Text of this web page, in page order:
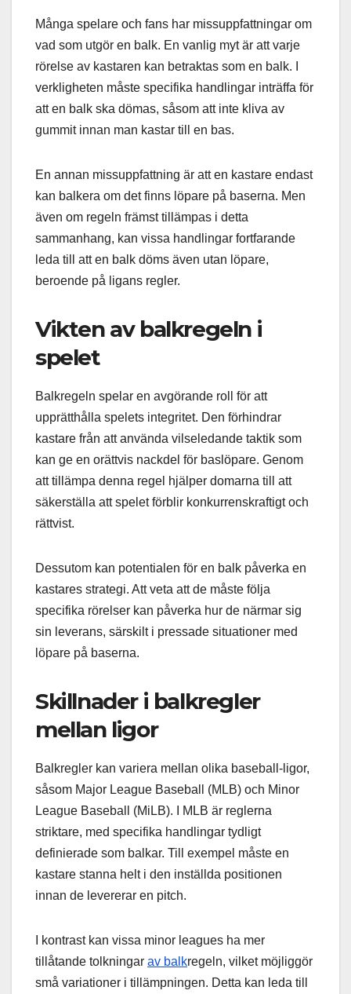
Många spelare och fans har missuppfattningar om
vad som utgör en balk. En vanlig myt är att varje
rörelse av kastaren kan betraktas som en balk. I
verkligheten måste specifika handlingar inträffa för
att en balk ska dömas, såsom att inte kliva av
gummit innan man kastar till en bas.
En annan missuppfattning är att en kastare endast
kan balkera om det finns löpare på baserna. Men
även om regeln främst tillämpas i detta
sammanhang, kan vissa handlingar fortfarande
leda till att en balk döms även utan löpare,
beroende på ligans regler.
Vikten av balkregeln i
spelet
Balkregeln spelar en avgörande roll för att
upprätthålla spelets integritet. Den förhindrar
kastare från att använda vilseledande taktik som
kan ge en orättvis nackdel för baslöpare. Genom
att tillämpa denna regel hjälper domarna till att
säkerställa att spelet förblir konkurrenskraftigt och
rättvist.
Dessutom kan potentialen för en balk påverka en
kastares strategi. Att veta att de måste följa
specifika rörelser kan påverka hur de närmar sig
sin leverans, särskilt i pressade situationer med
löpare på baserna.
Skillnader i balkregler
mellan ligor
Balkregler kan variera mellan olika baseball-ligor,
såsom Major League Baseball (MLB) och Minor
League Baseball (MiLB). I MLB är reglerna
striktare, med specifika handlingar tydligt
definierade som balkar. Till exempel måste en
kastare stanna helt i den inställda positionen
innan de levererar en pitch.
I kontrast kan vissa minor leagues ha mer
tillåtande tolkningar av balkregeln, vilket möjliggör
små variationer i tillämpningen. Detta kan leda till